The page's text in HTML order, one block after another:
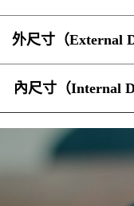
外尺寸（External
內尺寸（Internal